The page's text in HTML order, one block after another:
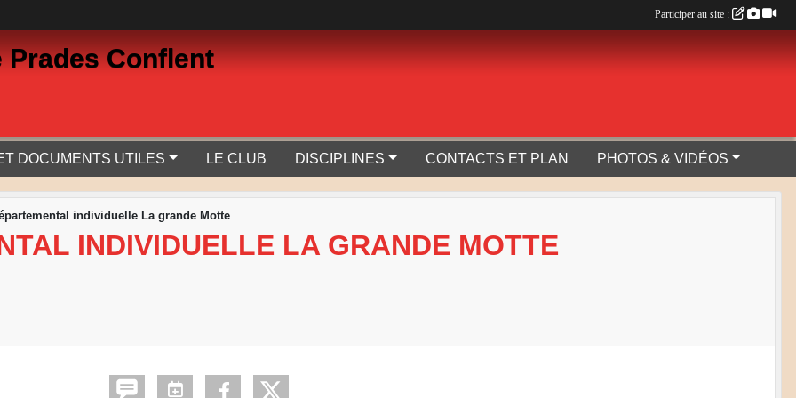
Conflent
DOCUMENTS UTILES LE CLUB DISCIPLINES CONTACTS ET PLAN PHOTOS & VIDÉOS
individuelle La grande Motte
INDIVIDUELLE LA GRANDE MOTTE
Participer au site :